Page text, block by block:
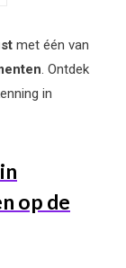
met één van
. Ontdek
in
op de